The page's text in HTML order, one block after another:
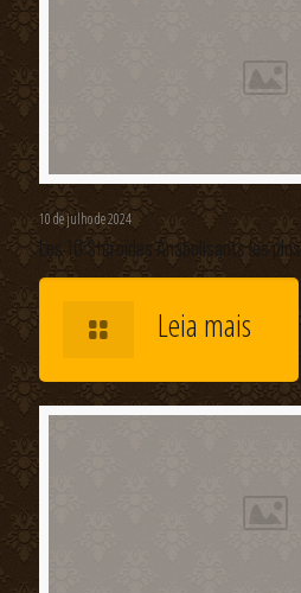
10 de julho de 2024
Les 10 Stéroïdes Anabolisants les
Leia mais